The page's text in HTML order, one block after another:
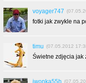
voyager747
fotki jak zwykle na
timu (07.05.2012
Świetne zdjęcia jak
iwonka55h